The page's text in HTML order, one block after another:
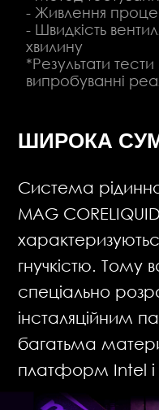
- Живлення
- Швидкість
хвилину
*Результати
випробуванні
ШИРОКА
Система
MAG
гнучкістю. Тому
спеціально
інсталяційним
багатьма
платформ Intel і